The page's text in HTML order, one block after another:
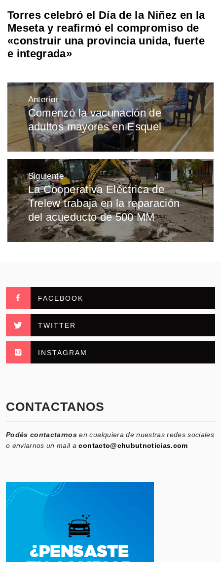
Torres celebró el Día de la Niñez en la
Meseta y reafirmó el compromiso de
«construir una provincia unida, fuerte
e integrada»
Navegación
de
entradas
Anterior
Entrada
anterior:
Comenzó la vacunación de
adultos mayores en Esquel
Siguiente
Entrada
siguiente:
La Cooperativa Eléctrica de
Trelew trabaja en la reparación
del acueducto de 500 MM
FACEBOOK
TWITTER
INSTAGRAM
CONTACTANOS
Podés contactarnos en cualquiera de nuestras redes sociales
o enviarnos un mail acontacto@chubutnoticias.com